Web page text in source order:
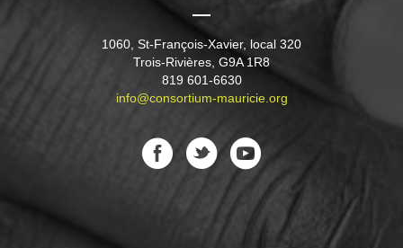
1060, St-François-Xavier, local 320
Trois-Rivières, G9A 1R8
819 601-6630
info@consortium-mauricie.org